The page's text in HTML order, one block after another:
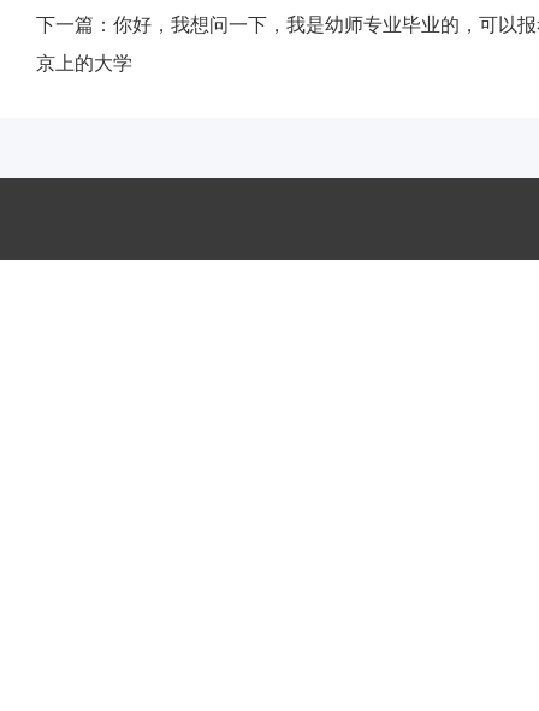
下一篇： 你好，我想问一下，我是幼师专业毕业的，可以
京上的大学